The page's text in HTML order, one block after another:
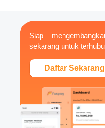
Siap
sekarang untuk
Daftar Sekarang